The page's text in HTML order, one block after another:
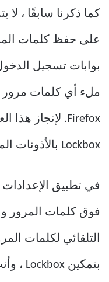
على حفظ كلمات
بوابات تسجيل
ملء أي كلمات مرور
Lockbox بالأذونات المطلوبة أولاً.
فوق كلمات المرور
التلقائي لكلمات
بتمكين Lockbox ، وأنت على ما يرام.